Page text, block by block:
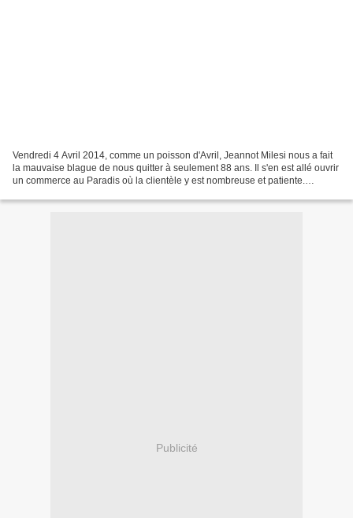
Vendredi 4 Avril 2014, comme un poisson d'Avril, Jeannot Milesi nous a fait
la mauvaise blague de nous quitter à seulement 88 ans. Il s'en est allé ouvrir
un commerce au Paradis où la clientèle y est nombreuse et patiente.
Publicité